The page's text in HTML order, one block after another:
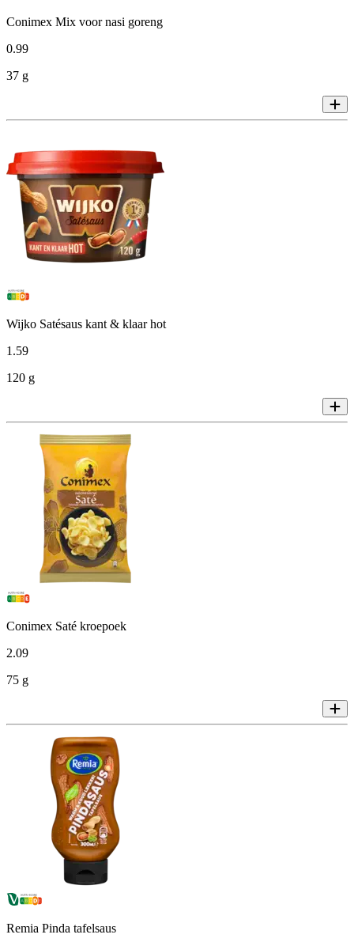
Conimex Mix voor nasi goreng
0.99
37 g
Wijko Satésaus kant & klaar hot
1.59
120 g
Conimex Saté kroepoek
2.09
75 g
Remia Pinda tafelsaus